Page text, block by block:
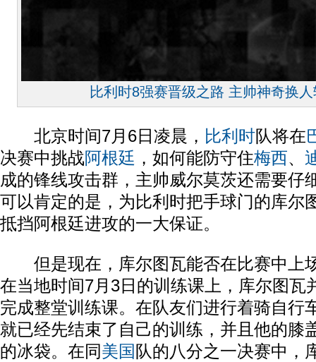
比利时8强赛晋级之路 主帅神奇换
北京时间7月6日凌晨， 比利时队将在
决赛中挑战阿根廷 ，如何能防守住梅西、
成的锋线攻击群，主帅威尔莫茨还需要仔
可以肯定的是，为比利时把手球门的库尔
抵挡阿根廷进攻的一大保证。
但是现在，库尔图瓦能否在比赛中上
在当地时间7月3日的训练课上，库尔图瓦
完成整堂训练课。在队友们进行着骑自行
就已经先结束了自己的训练，并且他的膝
的冰袋。在同美国 队的八分之一决赛中，